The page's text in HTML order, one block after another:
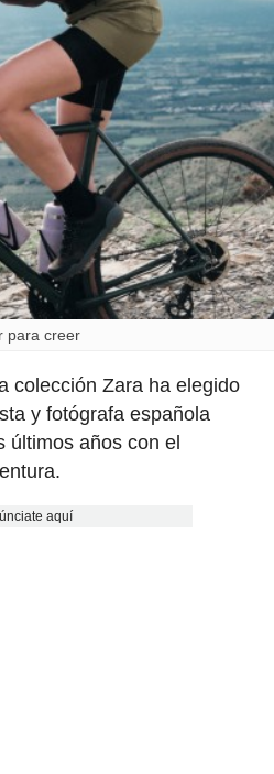
para creer
colección Zara ha elegido
y fotógrafa española
últimos años con el
aquí